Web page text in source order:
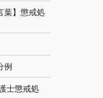
葉】懲戒処
例
士懲戒処